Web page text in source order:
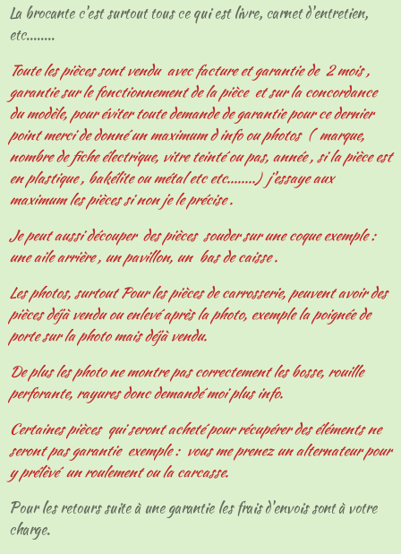
La brocante c'est surtout tous ce qui est livre, carnet d'entretien,
etc........
Toute les pièces sont vendu avec facture et garantie de 2 mois ,
garantie sur le fonctionnement de la pièce et sur la concordance
du modèle, pour éviter toute demande de garantie pour ce dernier
point merci de donné un maximum d info ou photos ( marque,
nombre de fiche électrique, vitre teinté ou pas, année , si la pièce est
en plastique , bakélite ou métal etc etc........) j'essaye aux
maximum les pièces si non je le précise .
Je peut aussi découper des pièces souder sur une coque exemple :
une aile arrière , un pavillon, un bas de caisse .
Les photos, surtout Pour les pièces de carrosserie, peuvent avoir des
pièces déjà vendu ou enlevé après la photo, exemple la poignée de
porte sur la photo mais déjà vendu.
De plus les photo ne montre pas correctement les bosse, rouille
perforante, rayures donc demandé moi plus info.
Certaines pièces qui seront acheté pour récupérer des éléments ne
seront pas garantie exemple : vous me prenez un alternateur pour
y prélèvé un roulement ou la carcasse.
Pour les retours suite à une garantie les frais d'envois sont à votre
charge.